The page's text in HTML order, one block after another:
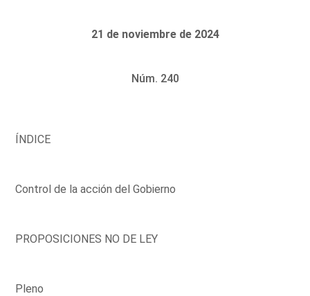
21 de noviembre de 2024
Núm. 240
ÍNDICE
Control de la acción del Gobierno
PROPOSICIONES NO DE LEY
Pleno